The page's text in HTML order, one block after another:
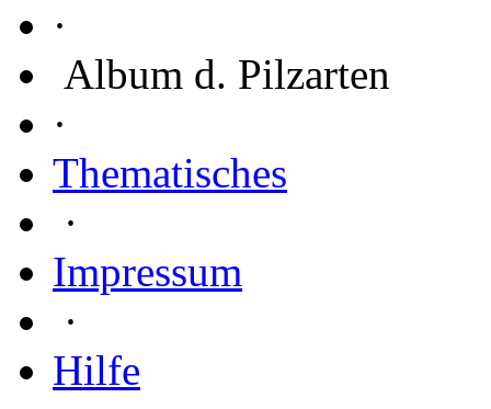
·
Album d. Pilzarten
·
Thematisches
·
Impressum
·
Hilfe